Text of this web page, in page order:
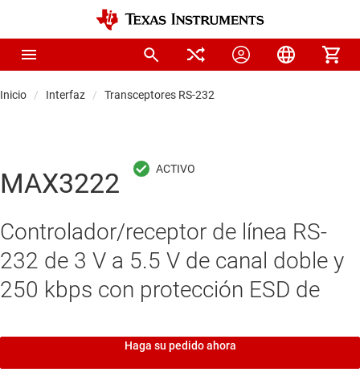
Inicio Interfaz Transceptores RS-232
MAX3222
Controlador/receptor de línea RS-
232 de 3 V a 5.5 V de canal doble y
250 kbps con protección ESD de
Haga su pedido ahora